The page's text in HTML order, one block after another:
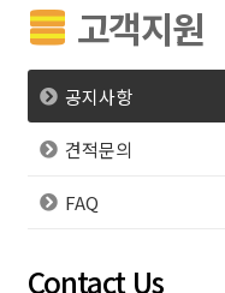
고객지원
공지사항
견적문의
FAQ
Contact Us